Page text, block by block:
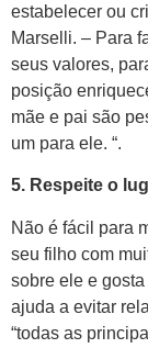
estabelecer ou
Marselli. – Para
seus valores,
posição
mãe e pai são
um para ele. “.
5. Respeite o
Não é fácil para
seu filho com
sobre ele e
ajuda a evitar
“todas as